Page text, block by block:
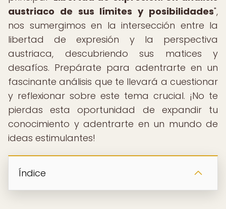
austriaco de sus límites y posibilidades",
nos sumergimos en la intersección entre la
libertad de expresión y la perspectiva
austriaca, descubriendo sus matices y
desafíos. Prepárate para adentrarte en un
fascinante análisis que te llevará a cuestionar
y reflexionar sobre este tema crucial. ¡No te
pierdas esta oportunidad de expandir tu
conocimiento y adentrarte en un mundo de
ideas estimulantes!
Índice